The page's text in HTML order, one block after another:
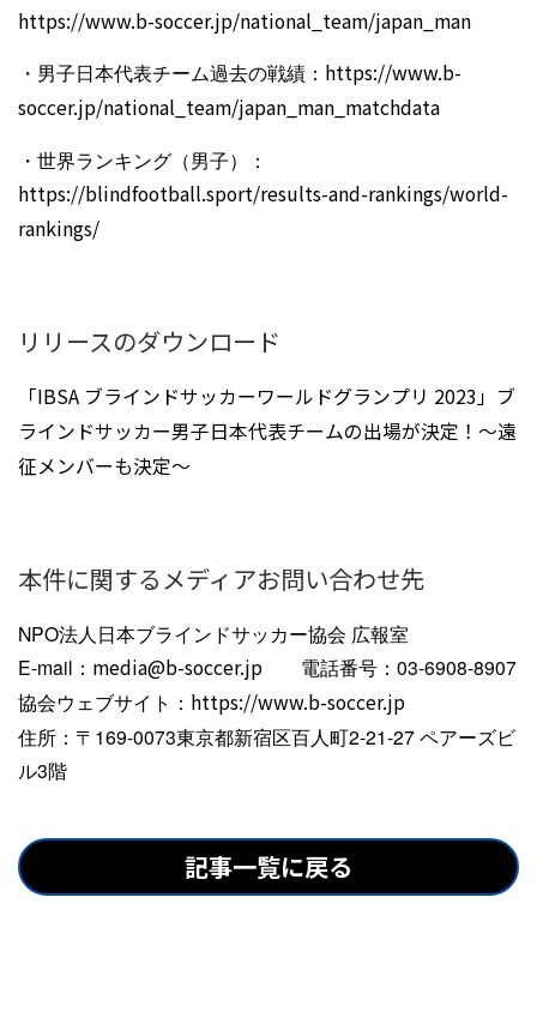
https://www.b-soccer.jp/national_team/japan_man
・男子日本代表チーム過去の戦績： https://www.b-
soccer.jp/national_team/japan_man_matchdata
・世界ランキング（男子）：
https://blindfootball.sport/results-and-rankings/world-
rankings/
リリースのダウンロード
「IBSA ブラインドサッカーワールドグランプリ 2023」ブ
ラインドサッカー男子日本代表チームの出場が決定！〜遠
征メンバーも決定〜
本件に関するメディアお問い合わせ先
NPO法人日本ブラインドサッカー協会 広報室
E-mail： media@b-soccer.jp 電話番号：03-6908-8907
協会ウェブサイト： https://www.b-soccer.jp
住所：〒169-0073東京都新宿区百人町2-21-27 ペアーズビ
ル3階
記事一覧に戻る